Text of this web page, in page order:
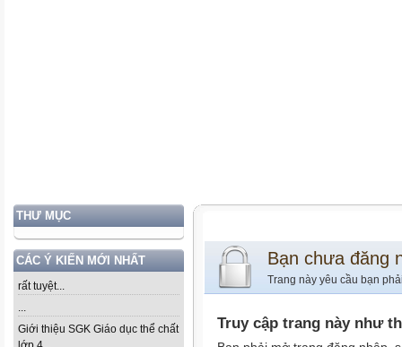
THƯ MỤC
CÁC Ý KIẾN MỚI NHẤT
rất tuyệt...
...
Giới thiệu SGK Giáo dục thể chất
Bạn chưa đăng
Trang này yêu cầu bạn
Truy cập trang này như